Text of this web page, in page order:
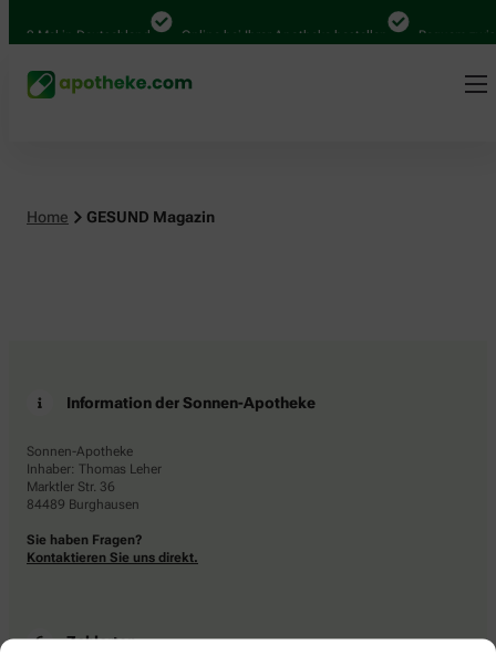
Mal in Deutschland Online bei Ihrer Apotheke bestellen Bequem
Home GESUND Magazin
Information der Sonnen-Apotheke
Sonnen-Apotheke
Inhaber: Thomas Leher
Marktler Str. 36
84489 Burghausen
Sie haben Fragen?
Kontaktieren Sie uns direkt.
Zahlarten